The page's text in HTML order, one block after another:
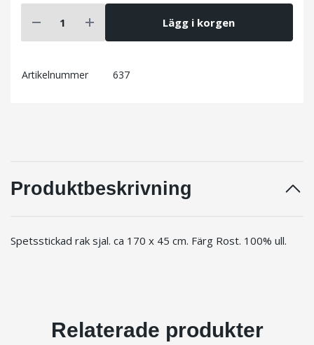
Lägg i korgen
Artikelnummer 637
Produktbeskrivning
Spetsstickad rak sjal. ca 170 x 45 cm. Färg Rost. 100% ull.
Relaterade produkter